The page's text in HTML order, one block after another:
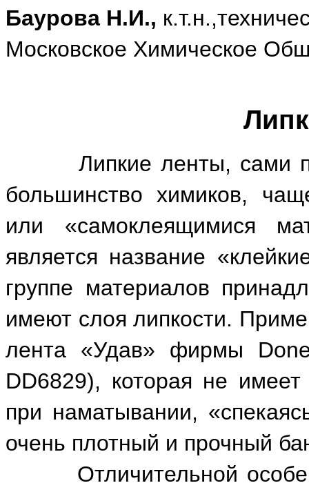
Баурова Н.И.,
Московское Химическое
Липкие ленты, сами
большинство химиков,
или «самоклеящимися
является название
группе материалов
имеют слоя липкости.
лента «Удав» фирмы
DD6829), которая не
при наматывании,
очень плотный и прочный
Отличительной